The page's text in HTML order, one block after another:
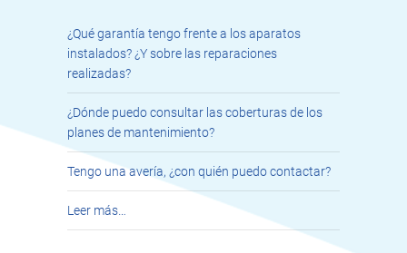
¿Qué garantía tengo frente a los aparatos
instalados? ¿Y sobre las reparaciones
realizadas?
¿Dónde puedo consultar las coberturas de los
planes de mantenimiento?
Tengo una avería, ¿con quién puedo contactar?
Leer más…